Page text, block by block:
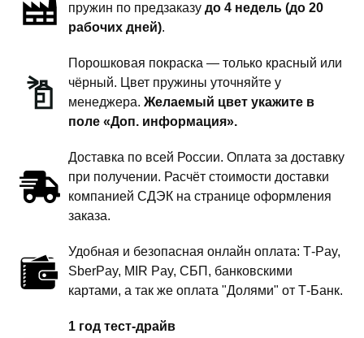
комфортпружин по предзаказу до 4 недель (до 20
рабочих дней).
Порошковая покраска — только красный или
чёрный. Цвет пружины уточняйте у
менеджера. Желаемый цвет укажите в
поле «Доп. информация».
Доставка по всей России. Оплата за доставку
при получении. Расчёт стоимости доставки
компанией СДЭК на странице оформления
заказа.
Удобная и безопасная онлайн оплата: T‑Pay,
SberPay, MIR Pay, СБП, банковскими
картами, а так же оплата "Долями" от Т-Банк.
1 год тест-драйв